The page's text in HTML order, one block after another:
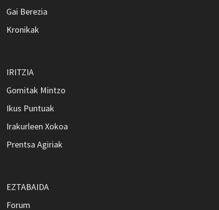
Gai Berezia
Kronikak
IRITZIA
Gomitak Mintzo
Ikus Puntuak
Irakurleen Xokoa
Prentsa Agiriak
EZTABAIDA
Forum